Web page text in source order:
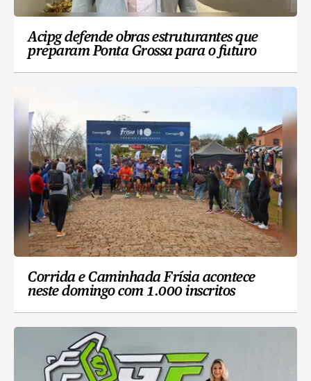
Acipg defende obras estruturantes que
preparam Ponta Grossa para o futuro
Corrida e Caminhada Frísia acontece
neste domingo com 1.000 inscritos